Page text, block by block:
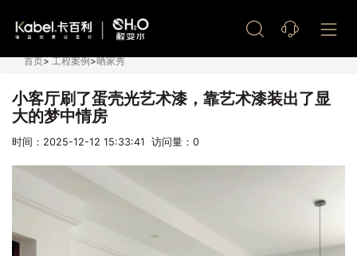
首页>工程案例>晒家秀
小客厅刷了蛋壳光艺术漆，靠艺术漆装出了显
大的梦中情房
时间：2025-12-12 15:33:41 访问量： 0